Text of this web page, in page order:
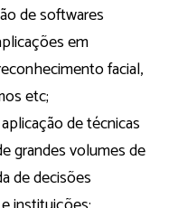
de softwares
em
facial,
etc;
aplicação de técnicas
grandes volumes de
de decisões